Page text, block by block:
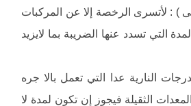
الأولى ) : لأتسرى الرخصة إلا عن المركبات
التي تسدد عنھا الضریبة بما لایزید
الناریة عدا التي تعمل بالا جره
الثقیلة فیجوز إن تكون لمدة لا